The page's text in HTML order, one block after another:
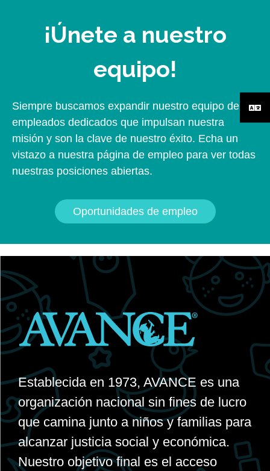
¡Únete a nuestro
equipo!
Siempre buscamos expandir nuestro equipo de
empleados dedicados que impulsan nuestra
misión y son la clave de nuestro éxito. Echa un
vistazo a nuestra página de empleo para ver todas
nuestras posiciones abiertas.
Oportunidades de empleo
Establecida en 1973, AVANCE es una
organización nacional sin fines de lucro
que camina junto a niños y familias para
alcanzar justicia social y económica.
Nuestro objetivo final es el acceso